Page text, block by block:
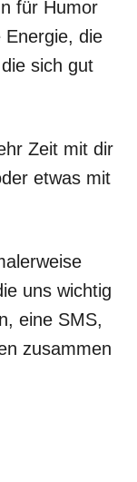
für Humor
die
sich gut
Zeit mit dir
etwas mit
uns wichtig
eine SMS,
zusammen